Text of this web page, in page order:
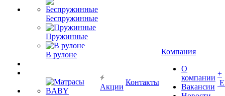
Беспружинные
Пружинные
В рулоне
Акции
Контакты
Компания
О
компании
Вакансии
+